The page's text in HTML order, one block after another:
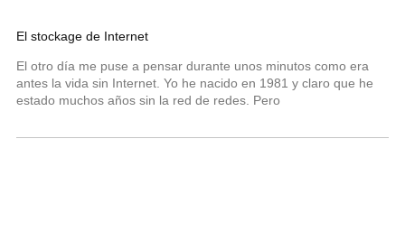
El stockage de Internet
El otro día me puse a pensar durante unos minutos como era
antes la vida sin Internet. Yo he nacido en 1981 y claro que he
estado muchos años sin la red de redes. Pero